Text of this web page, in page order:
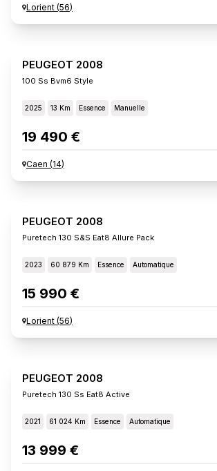
Lorient (56)
PEUGEOT 2008
100 Ss Bvm6 Style
2025 13 Km Essence Manuelle
19 490 €
Caen (14)
PEUGEOT 2008
Puretech 130 S&s Eat8 Allure Pack
2023 60 879 Km Essence Automatique
15 990 €
Lorient (56)
PEUGEOT 2008
Puretech 130 Ss Eat8 Active
2021 61 024 Km Essence Automatique
13 999 €